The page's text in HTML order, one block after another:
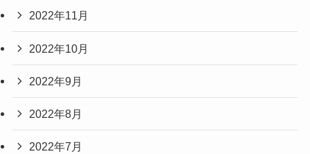
2022年11月
2022年10月
2022年9月
2022年8月
2022年7月